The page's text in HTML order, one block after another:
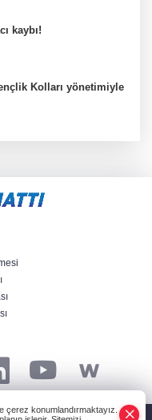
kaybı!
Kolları yönetimiyle
kamyonet çekiciye
Copyright© 2006-2026
çerez konumlandırmaktayız.